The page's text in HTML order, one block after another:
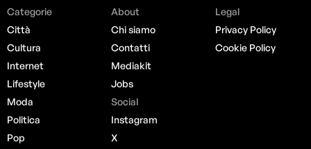
Categorie
Città
Cultura
Internet
Lifestyle
Moda
Politica
Pop
About
Chi siamo
Contatti
Mediakit
Jobs
Social
Instagram
X
Legal
Privacy Policy
Cookie Policy